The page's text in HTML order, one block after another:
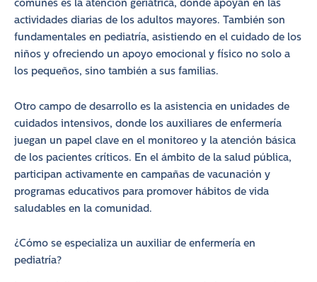
comunes es la atención geriátrica, donde apoyan en las
actividades diarias de los adultos mayores. También son
fundamentales en pediatría, asistiendo en el cuidado de los
niños y ofreciendo un apoyo emocional y físico no solo a
los pequeños, sino también a sus familias.
Otro campo de desarrollo es la asistencia en unidades de
cuidados intensivos, donde los auxiliares de enfermería
juegan un papel clave en el monitoreo y la atención básica
de los pacientes críticos. En el ámbito de la salud pública,
participan activamente en campañas de vacunación y
programas educativos para promover hábitos de vida
saludables en la comunidad.
¿Cómo se especializa un auxiliar de enfermería en
pediatría?